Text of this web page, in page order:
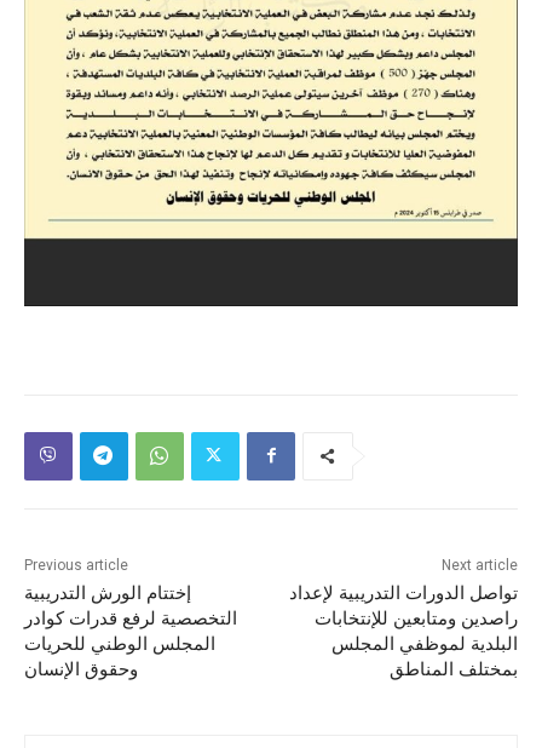
Previous article
إختتام الورش التدريبية
التخصصية لرفع قدرات كوادر
المجلس الوطني للحريات
وحقوق الإنسان
Next article
تواصل الدورات التدريبية لإعداد
راصدين ومتابعين للإنتخابات
البلدية لموظفي المجلس
بمختلف المناطق